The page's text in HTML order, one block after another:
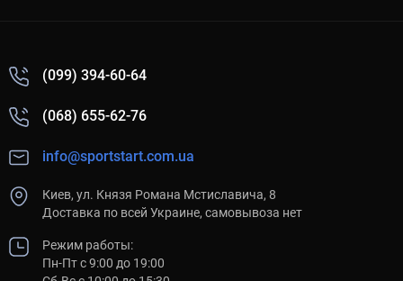
(099) 394-60-64
(068) 655-62-76
info@sportstart.com.ua
Киев, ул. Князя Романа Мстиславича, 8
Доставка по всей Украине, самовывоза нет
Режим работы:
Пн-Пт с 9:00 до 19:00